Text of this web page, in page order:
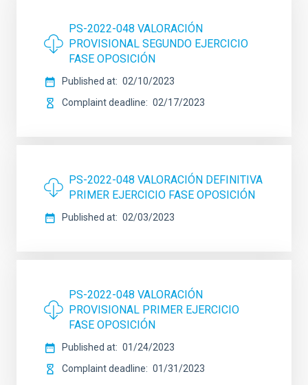
PS-2022-048 VALORACIÓN
PROVISIONAL SEGUNDO EJERCICIO
FASE OPOSICIÓN
Published at
02/10/2023
Complaint deadline
02/17/2023
PS-2022-048 VALORACIÓN DEFINITIVA
PRIMER EJERCICIO FASE OPOSICIÓN
Published at 02/03/2023
PS-2022-048 VALORACIÓN
PROVISIONAL PRIMER EJERCICIO
FASE OPOSICIÓN
Published at
01/24/2023
Complaint deadline
01/31/2023